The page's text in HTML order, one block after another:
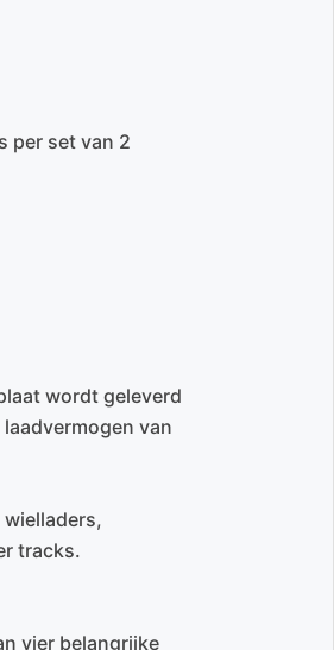
per set van 2
wordt geleverd
van
tracks.
vier belangrijke